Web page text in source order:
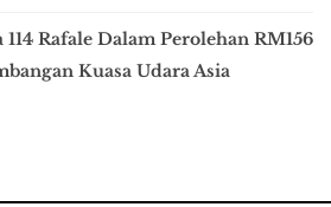
Rafale Dalam Perolehan RM156
Kuasa Udara Asia